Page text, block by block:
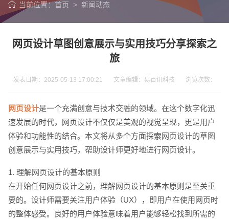
当前位置： 首页 > 新闻动态
网页设计草图创意展示与实用技巧分享探索之
旅
发表日期：2025-05-13 17:00:21 文章编辑：易百讯科技 浏览次数：
网页设计是一个充满创意与技术交融的领域。在这个数字化迅
速发展的时代，网页设计不仅仅是美观的视觉呈现，更是用户
体验和功能性的结合。本文将从多个方面探索网页设计的草图
创意展示与实用技巧，帮助设计师更好地进行网页设计。
1. 理解网页设计的基本原则
在开始任何网页设计之前，理解网页设计的基本原则是至关重
要的。设计师需要关注用户体验（UX），即用户在使用网页时
的整体感受。良好的用户体验意味着用户能够轻松找到所需的